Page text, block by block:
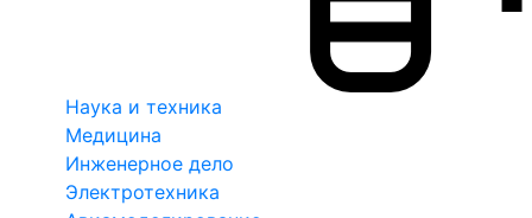
Наука и техника
Медицина
Инженерное дело
Электротехника